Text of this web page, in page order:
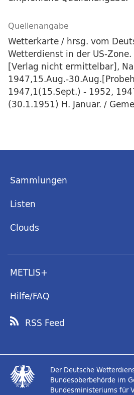
Quellenangabe
Wetterkarte / hrsg. vom
Wetterdienst in der US-
[Verlag nicht ermittelbar],
1947,15.Aug.-
1947,1(15.Sept.) - 1952,
(30.1.1951) H. Januar. /
Sammlungen
Listen
Clouds
METLIS+
Hilfe/FAQ
RSS Feed
Der Deutsche
Bundesoberbehörde im
Bundesministeriums für